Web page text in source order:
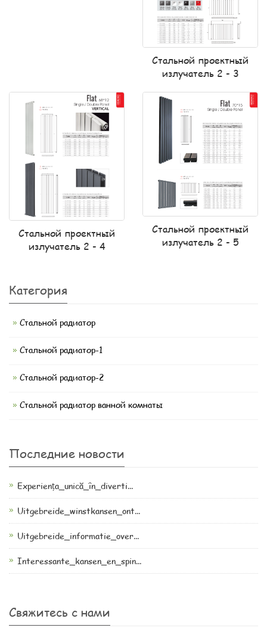
Стальной проектный
излучатель 2 - 3
Стальной проектный
излучатель 2 - 4
Стальной проектный
излучатель 2 - 5
Категория
Стальной радиатор
Стальной радиатор-1
Стальной радиатор-2
Стальной радиатор ванной комнаты
Последние новости
Experiența_unică_în_diverti...
Uitgebreide_winstkansen_ont...
Uitgebreide_informatie_over...
Interessante_kansen_en_spin...
Свяжитесь с нами